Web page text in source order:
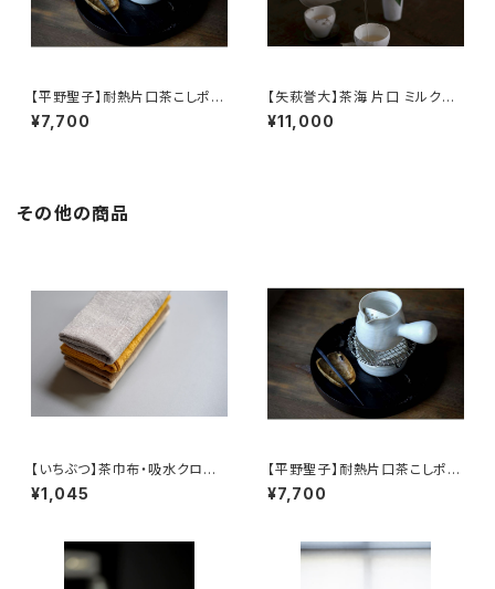
【平野聖子】耐熱片口茶こしポッ
ト / 【Masako Hirano】Heat-r
esistant spout tea strainer
¥7,700
【矢萩誉大】茶海 片口 ミルクピ
ッチャー / 【Takahiro Yahagi】
Fair cup Katakuchi Milk pit
¥11,000
その他の商品
【いちぶつ】茶巾布・吸水クロス
｜速乾・カビが生えにくい
¥1,045
【平野聖子】耐熱片口茶こしポッ
ト / 【Masako Hirano】Heat-r
esistant spout tea strainer
¥7,700